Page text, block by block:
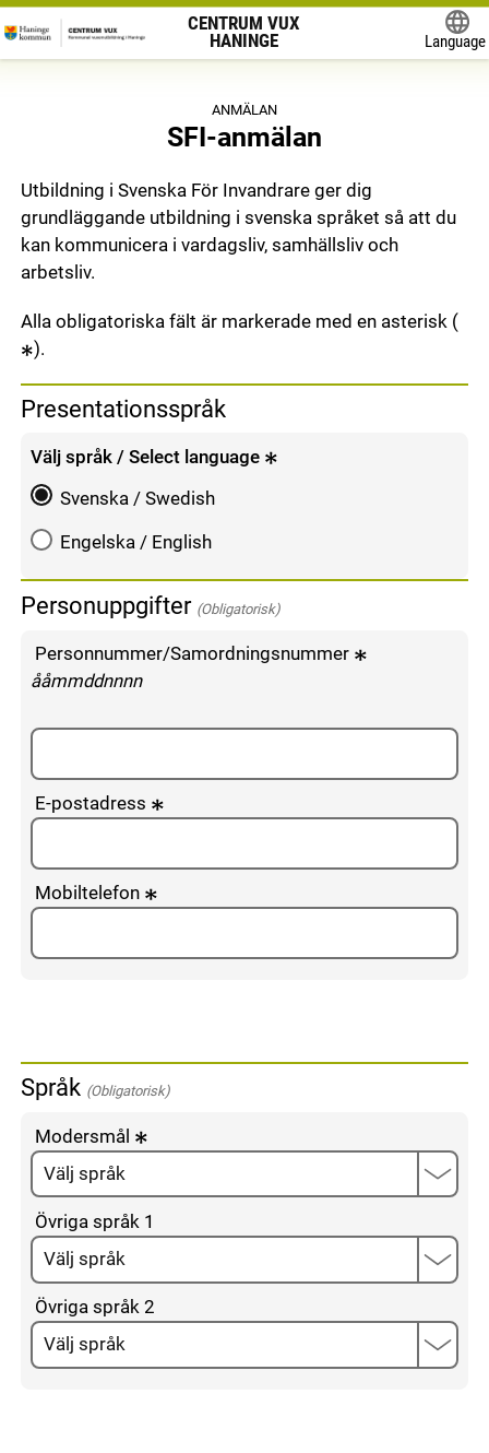
CENTRUM VUX
HANINGE
Language
ANMÄLAN
SFI-anmälan
Utbildning i Svenska För Invandrare ger dig
grundläggande utbildning i svenska språket så att du
kan kommunicera i vardagsliv, samhällsliv och
arbetsliv.
Alla obligatoriska fält är markerade med en asterisk (
).
Presentationsspråk
Välj språk / Select language
Svenska / Swedish
Engelska / English
Personuppgifter (Obligatorisk)
Personnummer/Samordningsnummer
enligt följande mönster:
ååmmddnnnn
E-postadress
Mobiltelefon
Språk (Obligatorisk)
Modersmål
Övriga språk 1
Övriga språk 2